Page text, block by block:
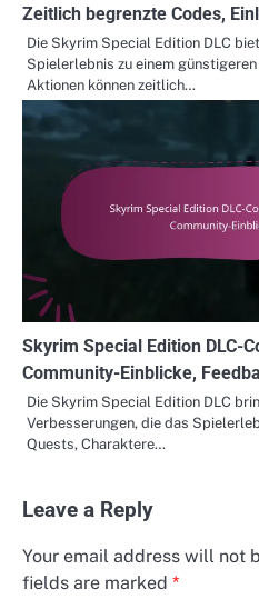
Zeitlich begrenzte Codes,
Die Skyrim Special Edition DLC
Spielerlebnis zu einem
Aktionen können zeitlich…
Skyrim Special Edition DLC-
Community-Einblicke,
Die Skyrim Special Edition DLC
Verbesserungen, die das
Quests, Charaktere…
Leave a Reply
Your email address will not
fields are marked *